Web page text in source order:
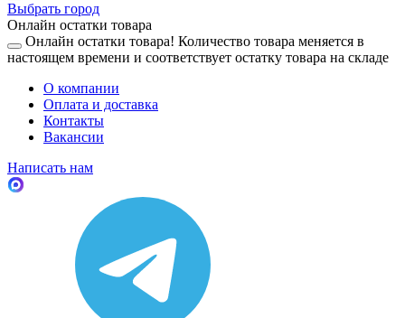
Выбрать город
Онлайн остатки товара
Онлайн остатки товара! Количество товара меняется в
настоящем времени и соответствует остатку товара на складе
О компании
Оплата и доставка
Контакты
Вакансии
Написать нам